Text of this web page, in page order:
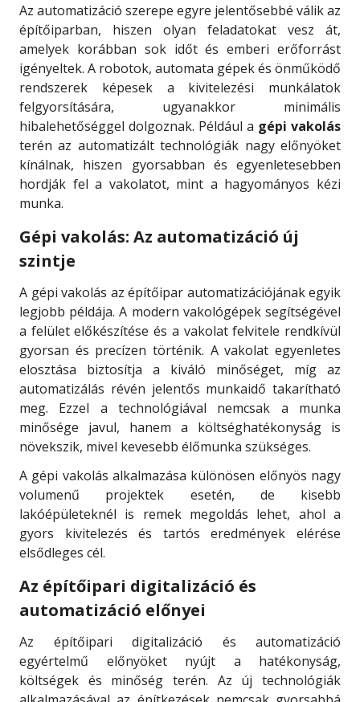
Az automatizáció szerepe egyre jelentősebbé válik az
építőiparban, hiszen olyan feladatokat vesz át,
amelyek korábban sok időt és emberi erőforrást
igényeltek. A robotok, automata gépek és önműködő
rendszerek képesek a kivitelezési munkálatok
felgyorsítására, ugyanakkor minimális
hibalehetőséggel dolgoznak. Például a gépi vakolás
terén az automatizált technológiák nagy előnyöket
kínálnak, hiszen gyorsabban és egyenletesebben
hordják fel a vakolatot, mint a hagyományos kézi
munka.
Gépi vakolás: Az automatizáció új
szintje
A gépi vakolás az építőipar automatizációjának egyik
legjobb példája. A modern vakológépek segítségével
a felület előkészítése és a vakolat felvitele rendkívül
gyorsan és precízen történik. A vakolat egyenletes
elosztása biztosítja a kiváló minőséget, míg az
automatizálás révén jelentős munkaidő takarítható
meg. Ezzel a technológiával nemcsak a munka
minősége javul, hanem a költséghatékonyság is
növekszik, mivel kevesebb élőmunka szükséges.
A gépi vakolás alkalmazása különösen előnyös nagy
volumenű projektek esetén, de kisebb
lakóépületeknél is remek megoldás lehet, ahol a
gyors kivitelezés és tartós eredmények elérése
elsődleges cél.
Az építőipari digitalizáció és
automatizáció előnyei
Az építőipari digitalizáció és automatizáció
egyértelmű előnyöket nyújt a hatékonyság,
költségek és minőség terén. Az új technológiák